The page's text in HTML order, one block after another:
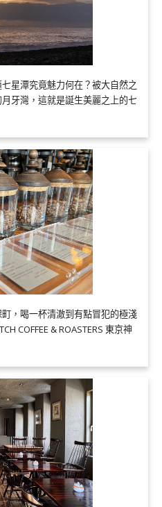
星潭究竟魅力何在？被大自然之
牙灣，這就是誕生美麗之上的七
，喝一杯清澈到有點冒犯的極淺
COFFEE & ROASTERS 東京神